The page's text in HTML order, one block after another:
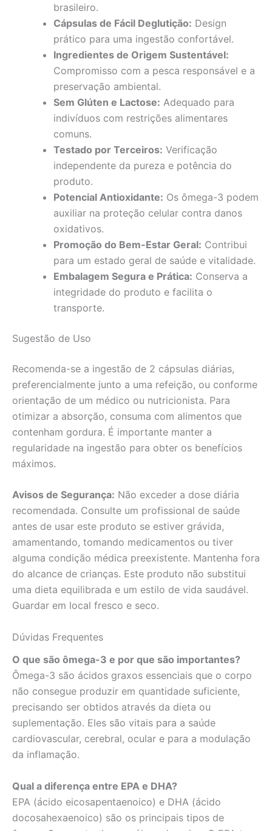
brasileiro.
Cápsulas de Fácil Deglutição: Design
prático para uma ingestão confortável.
Ingredientes de Origem Sustentável:
Compromisso com a pesca responsável e a
preservação ambiental.
Sem Glúten e Lactose: Adequado para
indivíduos com restrições alimentares
comuns.
Testado por Terceiros: Verificação
independente da pureza e potência do
produto.
Potencial Antioxidante: Os ômega-3 podem
auxiliar na proteção celular contra danos
oxidativos.
Promoção do Bem-Estar Geral: Contribui
para um estado geral de saúde e vitalidade.
Embalagem Segura e Prática: Conserva a
integridade do produto e facilita o
transporte.
Sugestão de Uso
Recomenda-se a ingestão de 2 cápsulas diárias,
preferencialmente junto a uma refeição, ou conforme
orientação de um médico ou nutricionista. Para
otimizar a absorção, consuma com alimentos que
contenham gordura. É importante manter a
regularidade na ingestão para obter os benefícios
máximos.
Avisos de Segurança: Não exceder a dose diária
recomendada. Consulte um profissional de saúde
antes de usar este produto se estiver grávida,
amamentando, tomando medicamentos ou tiver
alguma condição médica preexistente. Mantenha fora
do alcance de crianças. Este produto não substitui
uma dieta equilibrada e um estilo de vida saudável.
Guardar em local fresco e seco.
Dúvidas Frequentes
O que são ômega-3 e por que são importantes?
Ômega-3 são ácidos graxos essenciais que o corpo
não consegue produzir em quantidade suficiente,
precisando ser obtidos através da dieta ou
suplementação. Eles são vitais para a saúde
cardiovascular, cerebral, ocular e para a modulação
da inflamação.
Qual a diferença entre EPA e DHA?
EPA (ácido eicosapentaenoico) e DHA (ácido
docosahexaenoico) são os principais tipos de